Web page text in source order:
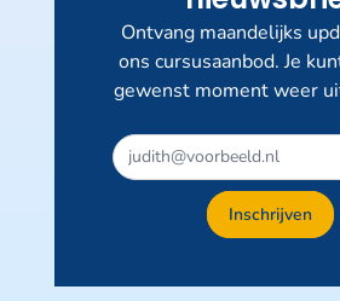
Ontvang maandelijks
ons cursusaanbod. Je
gewenst moment weer
Dit
veld
Inschrijven